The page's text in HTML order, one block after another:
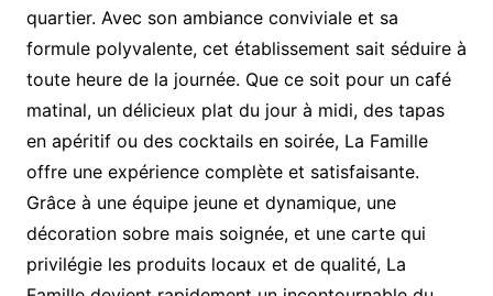
quartier. Avec son ambiance conviviale et sa
formule polyvalente, cet établissement sait séduire à
toute heure de la journée. Que ce soit pour un café
matinal, un délicieux plat du jour à midi, des tapas
en apéritif ou des cocktails en soirée, La Famille
offre une expérience complète et satisfaisante.
Grâce à une équipe jeune et dynamique, une
décoration sobre mais soignée, et une carte qui
privilégie les produits locaux et de qualité, La